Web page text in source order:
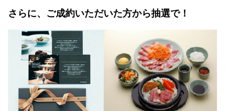
さらに、ご成約いただいた方から抽選で！